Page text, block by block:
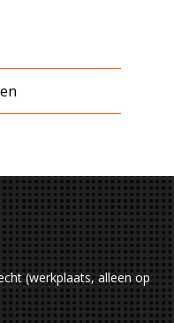
(werkplaats, alleen op